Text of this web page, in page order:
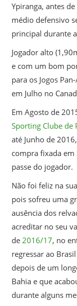
Ypiranga, antes
médio defensivo
principal durante
Jogador alto
e com um bom
para os Jogos
em Julho no
Em Agosto de
Sporting Clube de
até Junho de
compra fixada
passe do jogador.
Não foi feliz na
pois sofreu uma
ausência dos
acreditar no seu
de 2016/17, no
regressar ao
depois de um
Bahia e que
durante alguns